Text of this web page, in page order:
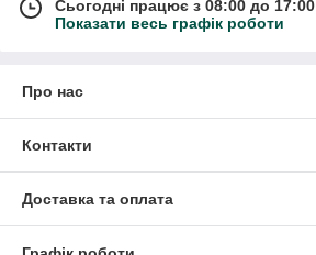
Сьогодні працює з 08:00 до 17:00
Показати весь графік роботи
Про нас
Контакти
Доставка та оплата